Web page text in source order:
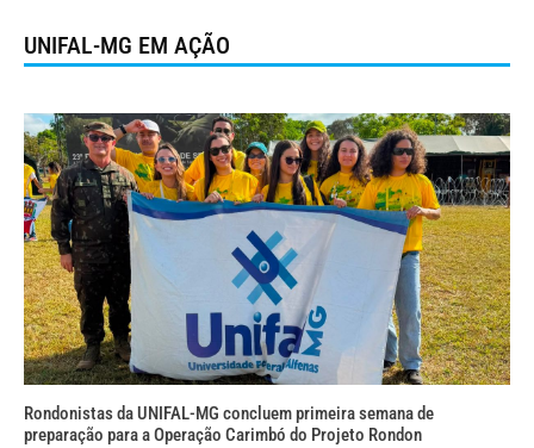
UNIFAL-MG EM AÇÃO
Rondonistas da UNIFAL-MG concluem primeira semana de
preparação para a Operação Carimbó do Projeto Rondon